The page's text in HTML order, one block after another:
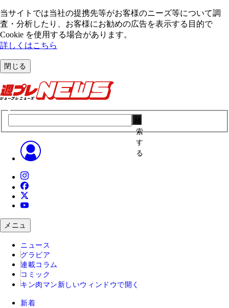
当サイトでは当社の提携先等がお客様のニーズ等について調
査・分析したり、お客様にお勧めの広告を表⽰する⽬的で
Cookie を使⽤する場合があります。
詳しくはこちら
閉じる
索
す
る
メニュ
ニュース
グラビア
連載コラム
コミック
キン肉マン 新しいウィンドウで開く
新着